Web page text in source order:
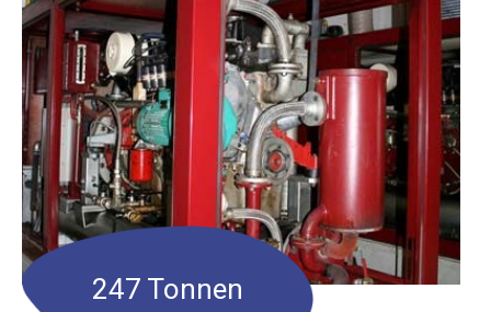
247 Tonnen